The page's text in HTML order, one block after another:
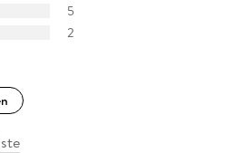
com und auf Facebook.
5
2